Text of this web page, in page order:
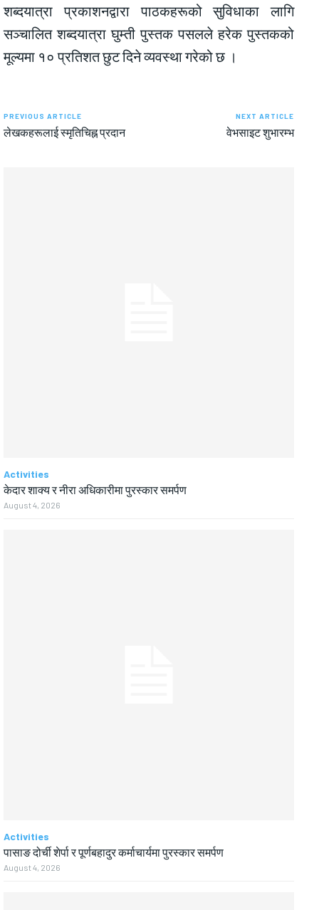
शब्दयात्रा प्रकाशनद्वारा पाठकहरूको सुविधाका लागि
सञ्चालित शब्दयात्रा घुम्ती पुस्तक पसलले हरेक पुस्तकको
मूल्यमा १० प्रतिशत छुट दिने व्यवस्था गरेको छ ।
PREVIOUS ARTICLE
लेखकहरूलाई स्मृतिचिह्न प्रदान
NEXT ARTICLE
वेभसाइट शुभारम्भ
Activities
केदार शाक्य र नीरा अधिकारीमा पुरस्कार समर्पण
August 4, 2026
Activities
पासाङ दोर्ची शेर्पा र पूर्णबहादुर कर्माचार्यमा पुरस्कार समर्पण
August 4, 2026